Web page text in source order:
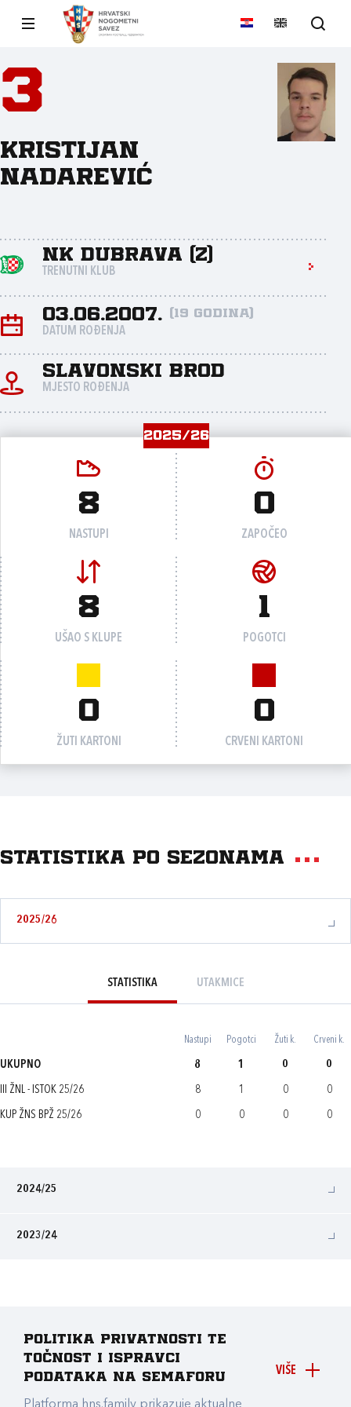
3
Kristijan
Nadarević
NK Dubrava (Z)
TRENUTNI KLUB
03.06.2007. (19 godina)
DATUM ROĐENJA
Slavonski Brod
MJESTO ROĐENJA
2025/26
8
NASTUPI
0
ZAPOČEO
8
UŠAO S KLUPE
1
POGOTCI
0
ŽUTI KARTONI
0
CRVENI KARTONI
Statistika po sezonama
2025/26
STATISTIKA UTAKMICE
Nastupi Pogotci Žuti k. Crveni k.
UKUPNO 8 1 0 0
III ŽNL - ISTOK 25/26 8 1 0 0
KUP ŽNS BPŽ 25/26 0 0 0 0
2024/25
2023/24
VIŠE
Politika privatnosti te
točnost i ispravci
podataka na Semaforu